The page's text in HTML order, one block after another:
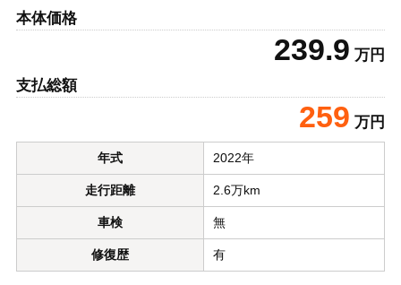
本体価格
239.9 万円
支払総額
259 万円
年式 2022年
走行距離 2.6万km
車検 無
修復歴 有